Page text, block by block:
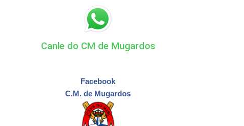
Canle do CM de Mugardos
Facebook
C.M. de Mugardos